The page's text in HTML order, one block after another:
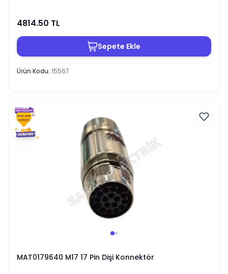
4814.50 TL
Sepete Ekle
Ürün Kodu: 15567
MAT0179640 M17 17 Pin Dişi Konnektör